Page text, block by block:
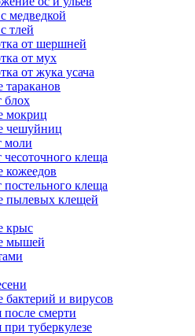
медведкой
тлей
от шершней
от мух
от жука усача
блох
мокриц
чешуйниц
моли
чесоточного клеща
кожеедов
постельного клеща
пылевых клещей
крыс
мышей
и вирусов
смерти
туберкулезе